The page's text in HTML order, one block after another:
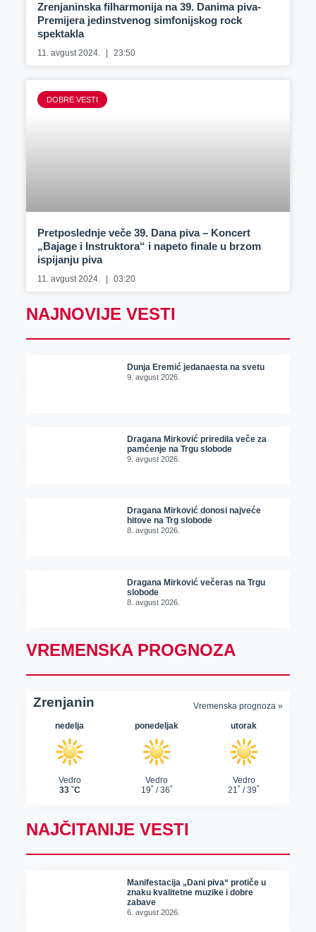
Zrenjaninska filharmonija na 39. Danima piva-
Premijera jedinstvenog simfonijskog rock
spektakla
11. avgust 2024. 23:50
DOBRE VESTI
Pretposlednje veče 39. Dana piva – Koncert
„Bajage i Instruktora“ i napeto finale u brzom
ispijanju piva
11. avgust 2024. 03:20
NAJNOVIJE VESTI
Dunja Eremić jedanaesta na svetu
9. avgust 2026.
Dragana Mirković priredila veče za
pamćenje na Trgu slobode
9. avgust 2026.
Dragana Mirković donosi najveće
hitove na Trg slobode
8. avgust 2026.
Dragana Mirković večeras na Trgu
slobode
8. avgust 2026.
VREMENSKA PROGNOZA
NAJČITANIJE VESTI
Manifestacija „Dani piva“ protiče u
znaku kvalitetne muzike i dobre
zabave
6. avgust 2026.